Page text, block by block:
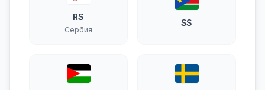
RS
Сербия
SS